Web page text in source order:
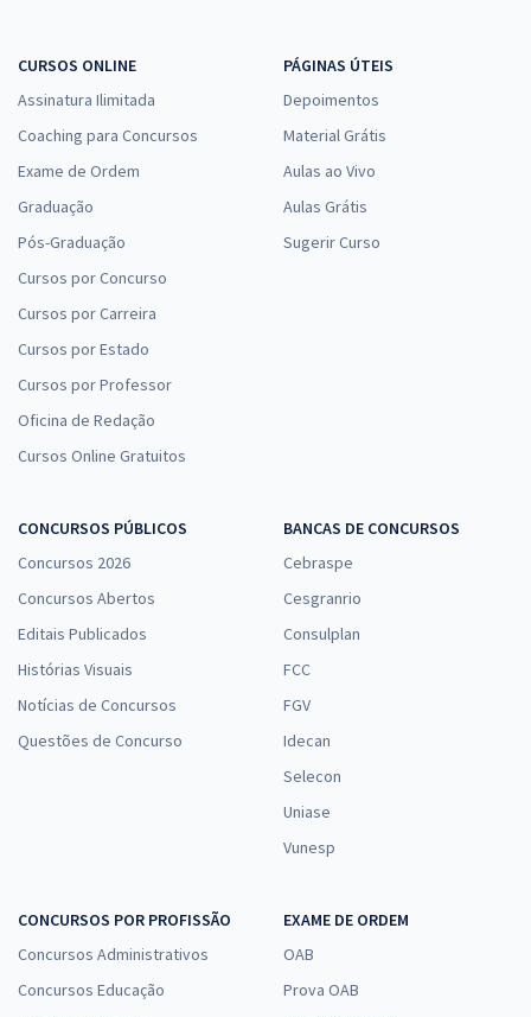
CURSOS ONLINE
Assinatura Ilimitada
Coaching para Concursos
Exame de Ordem
Graduação
Pós-Graduação
Cursos por Concurso
Cursos por Carreira
Cursos por Estado
Cursos por Professor
Oficina de Redação
Cursos Online Gratuitos
PÁGINAS ÚTEIS
Depoimentos
Material Grátis
Aulas ao Vivo
Aulas Grátis
Sugerir Curso
CONCURSOS PÚBLICOS
Concursos 2026
Concursos Abertos
Editais Publicados
Histórias Visuais
Notícias de Concursos
Questões de Concurso
BANCAS DE CONCURSOS
Cebraspe
Cesgranrio
Consulplan
FCC
FGV
Idecan
Selecon
Uniase
Vunesp
CONCURSOS POR PROFISSÃO
Concursos Administrativos
Concursos Educação
EXAME DE ORDEM
OAB
Prova OAB